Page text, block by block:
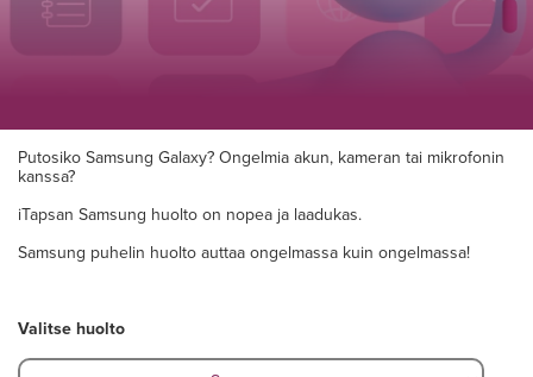
Putosiko Samsung Galaxy? Ongelmia akun, kameran tai mikrofonin
kanssa?
iTapsan Samsung huolto on nopea ja laadukas.
Samsung puhelin huolto auttaa ongelmassa kuin ongelmassa!
Valitse huolto